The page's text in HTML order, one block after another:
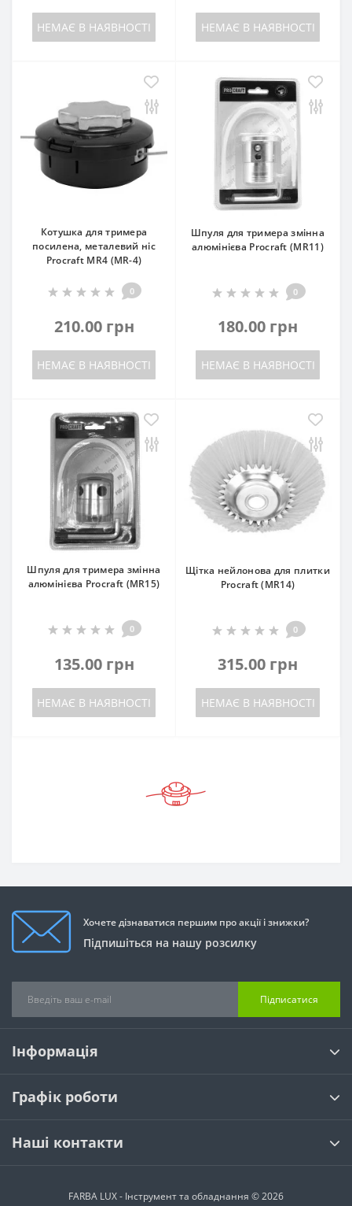
НЕМАЄ В НАЯВНОСТІ НЕМАЄ В НАЯВНОСТІ
Котушка для тримера
посилена, металевий ніс
Procraft MR4 (MR-4)
0
210.00 грн
НЕМАЄ В НАЯВНОСТІ
Шпуля для тримера змінна
алюмінієва Procraft (MR11)
0
180.00 грн
НЕМАЄ В НАЯВНОСТІ
Шпуля для тримера змінна
алюмінієва Procraft (MR15)
0
135.00 грн
НЕМАЄ В НАЯВНОСТІ
Щітка нейлонова для плитки
Procraft (MR14)
0
315.00 грн
НЕМАЄ В НАЯВНОСТІ
Хочете дізнаватися першим про акції і знижки?
Підпишіться на нашу розсилку
Підписатися
Інформація
Графік роботи
Наші контакти
FARBA LUX - Інструмент та обладнання © 2026